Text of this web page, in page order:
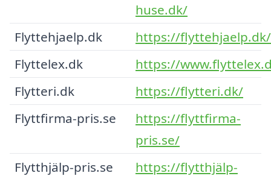
huse.dk/
Flyttehjaelp.dk
https://flyttehjaelp.dk/
Flyttelex.dk
https://
Flytteri.dk
https://flytteri.dk/
Flyttfirma-pris.se
https://flyttfirma-
pris.se/
Flytthjälp-pris.se
https://flytthjälp-